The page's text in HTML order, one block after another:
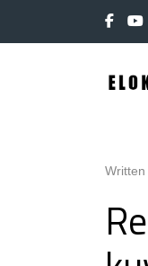
Written